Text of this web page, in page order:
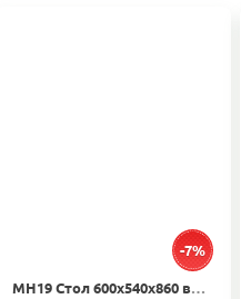
-7%
МН19 Стол 600х540х860 вставка Массив Дуб без столешницы